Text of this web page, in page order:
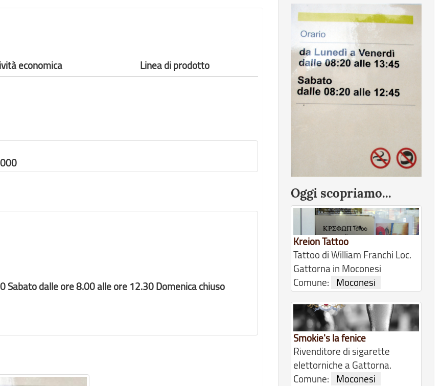
economica
Linea di prodotto
Sabato dalle ore 8.00 alle ore 12.30 Domenica chiuso
Oggi scopriamo...
Kreion Tattoo
Tattoo di William Franchi Loc.
Gattorna in Moconesi
Comune:
Moconesi
Smokie's la fenice
Rivenditore di sigarette
elettorniche a Gattorna.
Comune:
Moconesi